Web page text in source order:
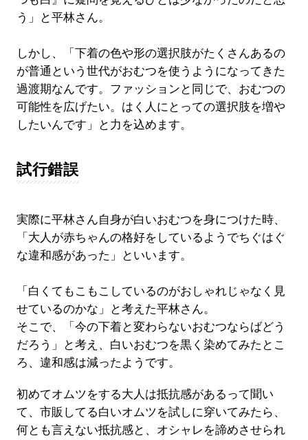
う」と平林さん。
しかし、「下着の色や形の選択肢がたくさんあるの
が普通という世代がおむつを使うようになってきた
過渡期なんです。ファッションと同じで、おむつの
可能性を広げたい。はく人にとっての選択肢を増や
したいんです」と力を込めます。
試行錯誤
実際に平林さん自身が白いおむつを身につけた時、
「大人が赤ちゃんの格好をしているようでちぐはぐ
な違和感があった」といいます。
「白くてもこもこしているのがおしゃれじゃなく見
せているのかな」と考えた平林さん。
そこで、「今の下着と変わらないおむつならばどう
だろう」と考え、白いおむつを黒く染めてみたとこ
ろ、違和感は減ったようです。
初めてオムツをする大人は抵抗感があるって聞い
て、市販してる白いオムツを試しに穿いてみたら、
何とも言えない抵抗感と、オシャレを諦めさせられ